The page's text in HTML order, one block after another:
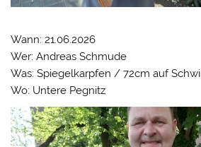
Wann: 21.06.2026
Wer: Andreas Schmude
Was: Spiegelkarpfen / 72cm auf
Wo: Untere Pegnitz